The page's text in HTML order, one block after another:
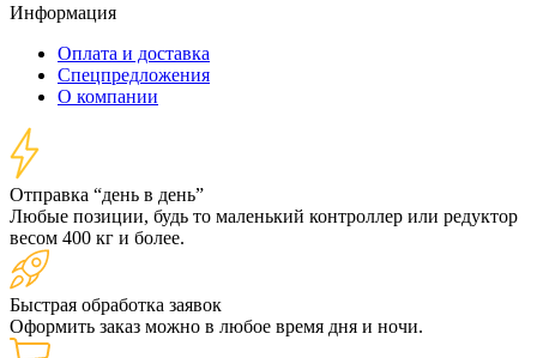
Информация
Оплата и доставка
Спецпредложения
О компании
Отправка “день в день”
Любые позиции, будь то маленький контроллер или редуктор
весом 400 кг и более.
Быстрая обработка заявок
Оформить заказ можно в любое время дня и ночи.